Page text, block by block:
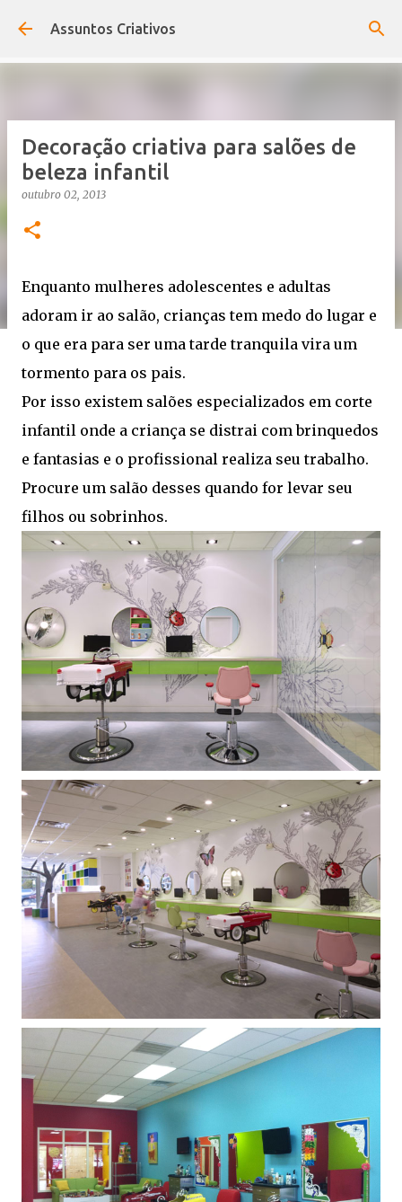
Pular para o conteúdo principal
Assuntos Criativos
Decoração criativa para salões de
beleza infantil
outubro 02, 2013
Enquanto mulheres adolescentes e adultas
adoram ir ao salão, crianças tem medo do lugar e
o que era para ser uma tarde tranquila vira um
tormento para os pais.
Por isso existem salões especializados em corte
infantil onde a criança se distrai com brinquedos
e fantasias e o profissional realiza seu trabalho.
Procure um salão desses quando for levar seu
filhos ou sobrinhos.